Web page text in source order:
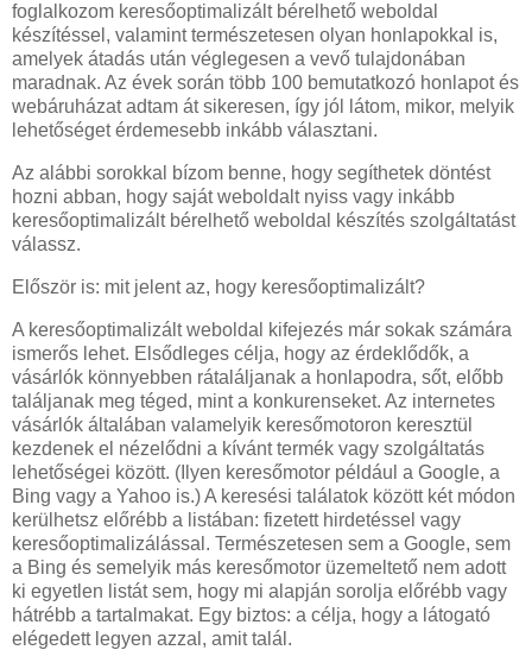
foglalkozom keresőoptimalizált bérelhető weboldal
készítéssel, valamint természetesen olyan honlapokkal is,
amelyek átadás után véglegesen a vevő tulajdonában
maradnak. Az évek során több 100 bemutatkozó honlapot és
webáruházat adtam át sikeresen, így jól látom, mikor, melyik
lehetőséget érdemesebb inkább választani.
Az alábbi sorokkal bízom benne, hogy segíthetek döntést
hozni abban, hogy saját weboldalt nyiss vagy inkább
keresőoptimalizált bérelhető weboldal készítés szolgáltatást
válassz.
Először is: mit jelent az, hogy keresőoptimalizált?
A keresőoptimalizált weboldal kifejezés már sokak számára
ismerős lehet. Elsődleges célja, hogy az érdeklődők, a
vásárlók könnyebben rátaláljanak a honlapodra, sőt, előbb
találjanak meg téged, mint a konkurenseket. Az internetes
vásárlók általában valamelyik keresőmotoron keresztül
kezdenek el nézelődni a kívánt termék vagy szolgáltatás
lehetőségei között. (Ilyen keresőmotor például a Google, a
Bing vagy a Yahoo is.) A keresési találatok között két módon
kerülhetsz előrébb a listában: fizetett hirdetéssel vagy
keresőoptimalizálással. Természetesen sem a Google, sem
a Bing és semelyik más keresőmotor üzemeltető nem adott
ki egyetlen listát sem, hogy mi alapján sorolja előrébb vagy
hátrébb a tartalmakat. Egy biztos: a célja, hogy a látogató
elégedett legyen azzal, amit talál.